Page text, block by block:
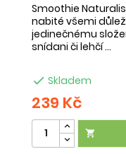
Smoothie
nabité všemi
jedinečnému
snídani či lehčí ...
 Skladem
239 Kč
